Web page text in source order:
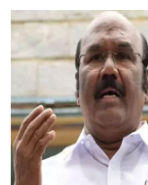
Spirituality
Weather
Politics